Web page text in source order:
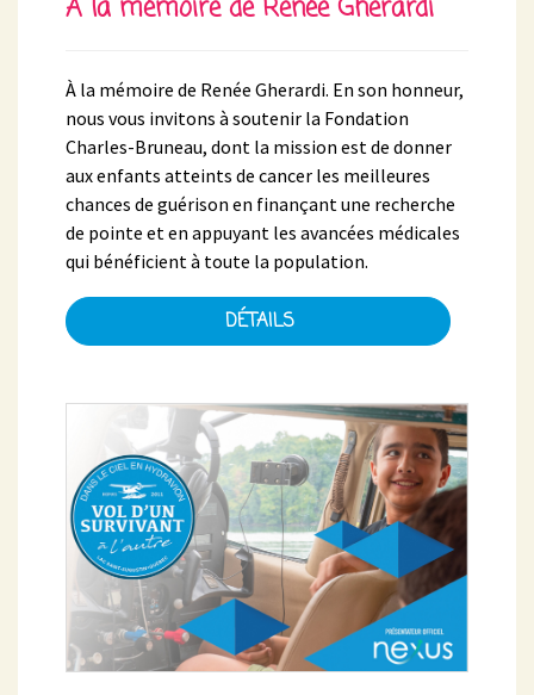
À la mémoire de Renée Gherardi
À la mémoire de Renée Gherardi. En son honneur,
nous vous invitons à soutenir la Fondation
Charles-Bruneau, dont la mission est de donner
aux enfants atteints de cancer les meilleures
chances de guérison en finançant une recherche
de pointe et en appuyant les avancées médicales
qui bénéficient à toute la population.
DÉTAILS